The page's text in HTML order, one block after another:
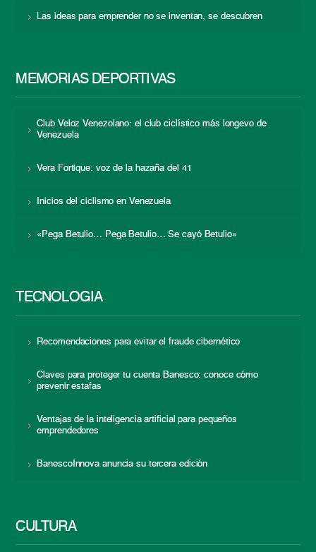
Las ideas para emprender no se inventan, se descubren
MEMORIAS DEPORTIVAS
Club Veloz Venezolano: el club ciclístico más longevo de
Venezuela
Vera Fortique: voz de la hazaña del 41
Inicios del ciclismo en Venezuela
«Pega Betulio… Pega Betulio… Se cayó Betulio»
TECNOLOGÍA
Recomendaciones para evitar el fraude cibernético
Claves para proteger tu cuenta Banesco: conoce cómo
prevenir estafas
Ventajas de la inteligencia artificial para pequeños
emprendedores
BanescoInnova anuncia su tercera edición
CULTURA